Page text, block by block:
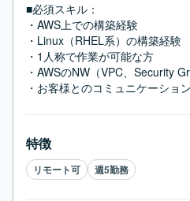
■必須スキル：
・AWS上での構築経験
・Linux（RHEL系）の構築経験
・1人称で作業が可能な方
・AWSのNW（VPC、Security
・お客様とのコミュニケーショ
特徴
リモート可 週5勤務